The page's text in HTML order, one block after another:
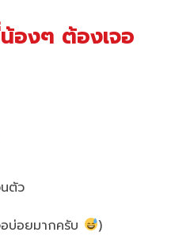
องๆ ต้องเจอ
ตัว
บ่อยมากครับ
)